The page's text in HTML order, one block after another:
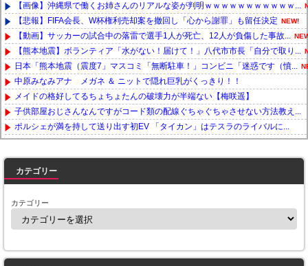
【画像】沖縄県で働くお姉さんのリアルな姿が判明ｗｗｗｗｗｗｗｗｗｗｗ...
【悲報】FIFA会長、W杯権利売却案を撤回し「心から謝罪」も留任決定 NEW!
【動画】サッカーの試合中の落雷で選手1人が死亡、12人が負傷した事故...
【熊本地震】ボランティア「水がない！届けて！」八代市市長「自分で取り...
日本「熊本地震（震度7」マスコミ「無断駐車！」コンビニ「迷惑です（憤...
中原みなみアナ メガネ ＆ ニットで隠れ巨乳がくっきり！！
メイドの格好してるちょちょたんの破壊力が半端ない【梅咲遥】
子供部屋おじさんなんですがコード類の配線ぐちゃぐちゃさせない方法教え...
ポルシェが満を持して送り出す初EV 「タイカン」はテスラのライバルに...
カテゴリー
カテゴリー